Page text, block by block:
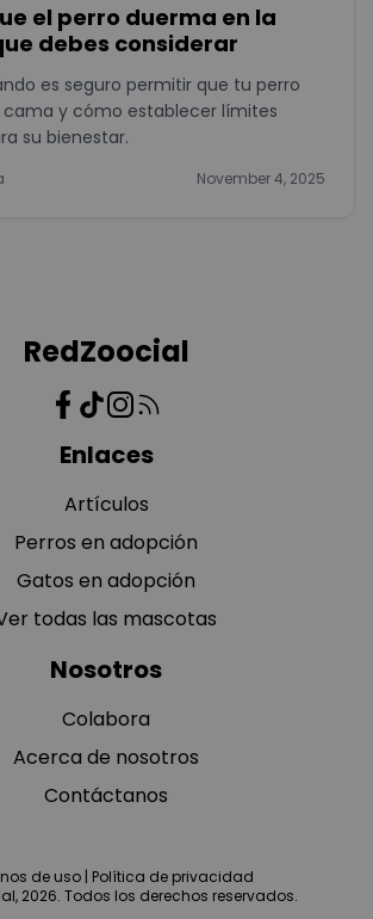
el perro duerma en la
debes considerar
es seguro permitir que tu perro
y cómo establecer límites
su bienestar.
November 4, 2025
RedZoocial
Enlaces
Artículos
Perros en adopción
Gatos en adopción
todas las mascotas
Nosotros
Colabora
Acerca de nosotros
Contáctanos
de uso| Política de privacidad
2026. Todos los derechos reservados.